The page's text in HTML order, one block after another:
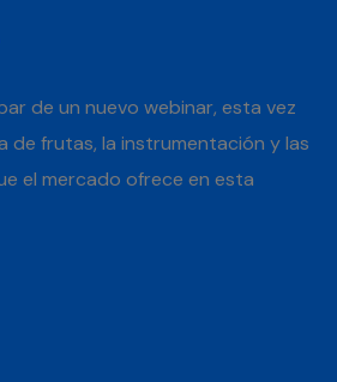
de un nuevo webinar, esta vez
de frutas, la instrumentación y las
el mercado ofrece en esta